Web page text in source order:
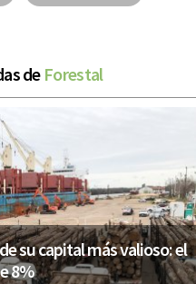
de Forestal
su capital más valioso: el
8%